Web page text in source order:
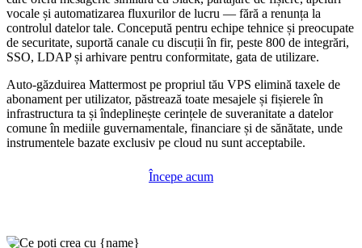
vocale și automatizarea fluxurilor de lucru — fără a renunța la
controlul datelor tale. Concepută pentru echipe tehnice și preocupate
de securitate, suportă canale cu discuții în fir, peste 800 de integrări,
SSO, LDAP și arhivare pentru conformitate, gata de utilizare.
Auto-găzduirea Mattermost pe propriul tău VPS elimină taxele de
abonament per utilizator, păstrează toate mesajele și fișierele în
infrastructura ta și îndeplinește cerințele de suveranitate a datelor
comune în mediile guvernamentale, financiare și de sănătate, unde
instrumentele bazate exclusiv pe cloud nu sunt acceptabile.
Începe acum